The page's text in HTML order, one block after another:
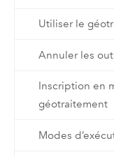
Utiliser le
Annuler les
Inscription en
géotraitement
Modes